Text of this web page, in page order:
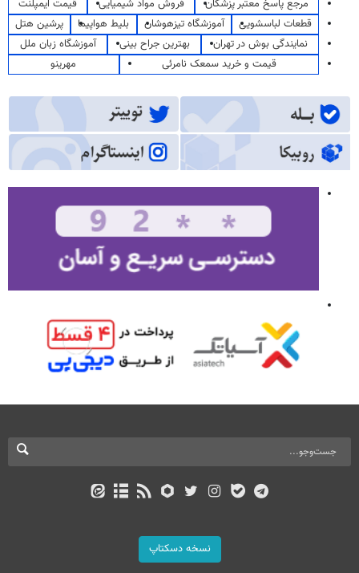
مرجع پاسخ معتبر پزشکان
فروش مواد شیمیایی
قیمت ایمپلنت
قطعات لباسشویی
آموزشگاه تیزهوشان بلیط هواپیما
پرشین هتل
نمایندگی بوش در تهران
بهترین جراح بینی
آموزشگاه زبان ملل
قیمت و خرید سمعک نامرئی
مهرینو
نسخه دسکتاپ